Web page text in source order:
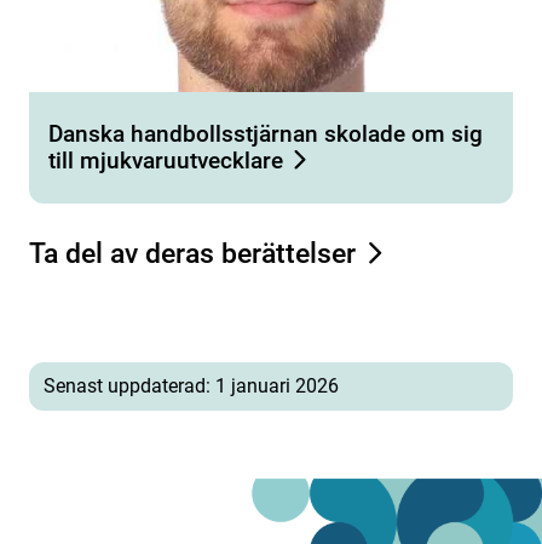
Danska handbollsstjärnan skolade om sig
till mjukvaruutvecklare
Ta del av deras berättelser
Senast uppdaterad: 1 januari 2026